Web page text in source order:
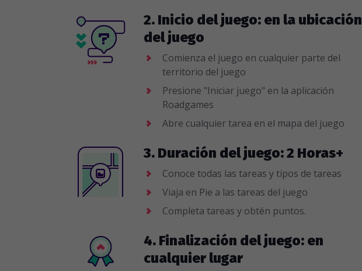
2. Inicio del juego: en la ubicación
del juego
Comienza el juego en cualquier parte del
territorio del juego
Presione "Iniciar juego" en la aplicación
Roadgames
Abre cualquier tarea en el mapa del juego
3. Duración del juego: 2 Horas+
Conoce todas las tareas y tipos de tareas
Viaja en Pie a las tareas del juego
Completa tareas y obtén puntos.
4. Finalización del juego: en
cualquier lugar